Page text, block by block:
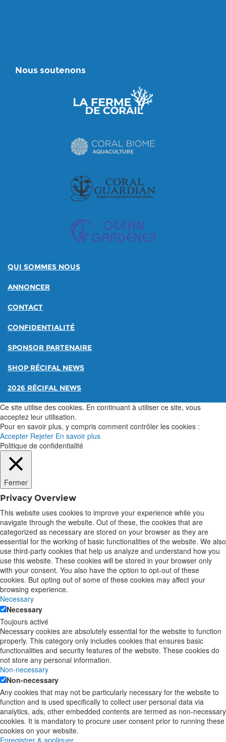
Nous soutenons
QUI SOMMES NOUS
ANNONCER
CONTACT
CONFIDENTIALITÉ
SPONSOR PARTENAIRE
SHOP RÉCIFAL NEWS
2026 RÉCIFAL NEWS
Ce site utilise des cookies. En continuant à utiliser ce site, vous
acceptez leur utilisation.
Pour en savoir plus, y compris comment contrôler les cookies :
Accepter Rejeter En savoir plus
Politique de confidentialité
Fermer
Privacy Overview
This website uses cookies to improve your experience while you
navigate through the website. Out of these, the cookies that are
categorized as necessary are stored on your browser as they are
essential for the working of basic functionalities of the website. We also
use third-party cookies that help us analyze and understand how you
use this website. These cookies will be stored in your browser only
with your consent. You also have the option to opt-out of these
cookies. But opting out of some of these cookies may affect your
browsing experience.
Necessary
Necessary
Toujours activé
Necessary cookies are absolutely essential for the website to function
properly. This category only includes cookies that ensures basic
functionalities and security features of the website. These cookies do
not store any personal information.
Non-necessary
Non-necessary
Any cookies that may not be particularly necessary for the website to
function and is used specifically to collect user personal data via
analytics, ads, other embedded contents are termed as non-necessary
cookies. It is mandatory to procure user consent prior to running these
cookies on your website.
Enregistrer & appliquer